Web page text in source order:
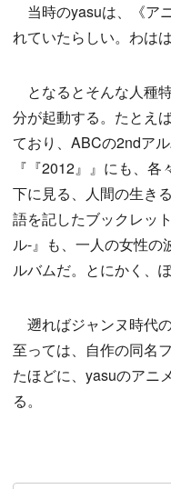
当時のyasuは、《ア
れていたらしい。わはは
となるとそんな人種
分が起動する。たとえ
ており、ABCの2ndア
『『2012』』にも、
下に見る、人間の生き
語を記したブックレッ
ル-』も、一人の女性の
ルバムだ。とにかく、ぽ
遡ればジャンヌ時代
至っては、自作の同名
たほどに、yasuのアニ
る。